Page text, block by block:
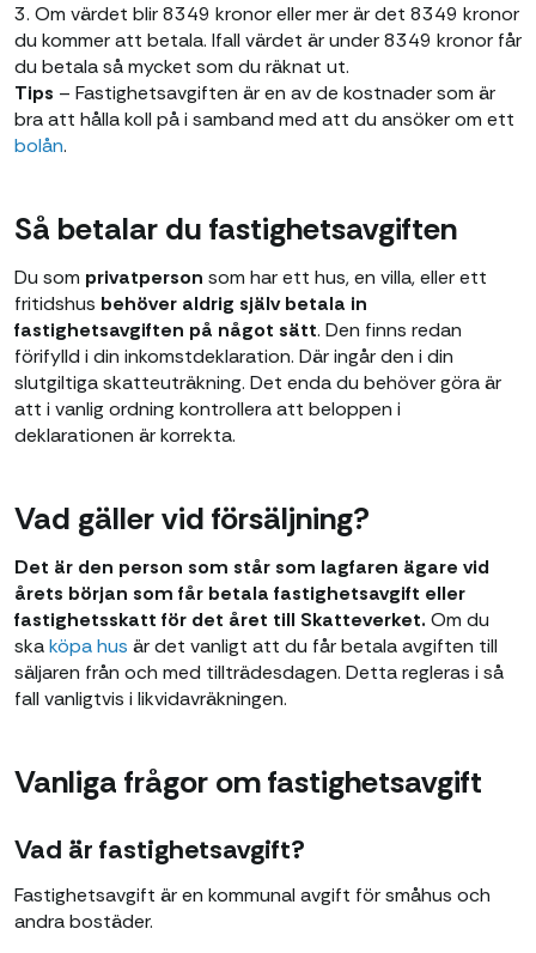
3. Om värdet blir 8349 kronor eller mer är det 8349 kronor
du kommer att betala. Ifall värdet är under 8349 kronor får
du betala så mycket som du räknat ut.
Tips – Fastighetsavgiften är en av de kostnader som är
bra att hålla koll på i samband med att du ansöker om ett
bolån.
Så betalar du fastighetsavgiften
Du som privatperson som har ett hus, en villa, eller ett
fritidshus behöver aldrig själv betala in
fastighetsavgiften på något sätt. Den finns redan
förifylld i din inkomstdeklaration. Där ingår den i din
slutgiltiga skatteuträkning. Det enda du behöver göra är
att i vanlig ordning kontrollera att beloppen i
deklarationen är korrekta.
Vad gäller vid försäljning?
Det är den person som står som lagfaren ägare vid
årets början som får betala fastighetsavgift eller
fastighetsskatt för det året till Skatteverket. Om du
skaköpa hus är det vanligt att du får betala avgiften till
säljaren från och med tillträdesdagen. Detta regleras i så
fall vanligtvis i likvidavräkningen.
Vanliga frågor om fastighetsavgift
Vad är fastighetsavgift?
Fastighetsavgift är en kommunal avgift för småhus och
andra bostäder.